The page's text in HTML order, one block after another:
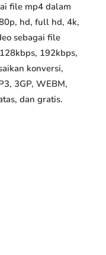
file mp4 dalam
hd, full hd, 4k,
sebagai file
192kbps,
konversi,
3GP, WEBM,
dan gratis.